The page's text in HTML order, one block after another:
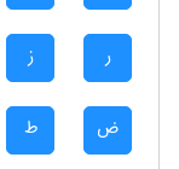
ر ز
ض ط